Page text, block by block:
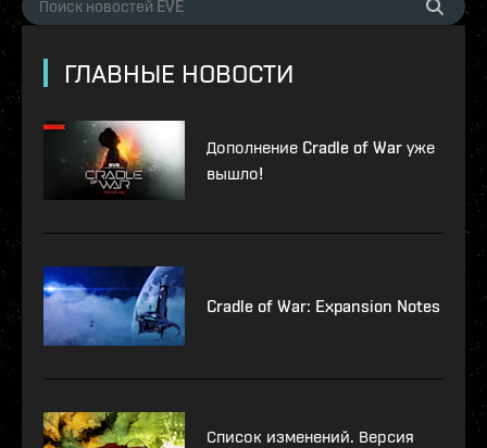
ГЛАВНЫЕ НОВОСТИ
Дополнение Cradle of War уже
вышло!
Cradle of War: Expansion Notes
Список изменений. Версия